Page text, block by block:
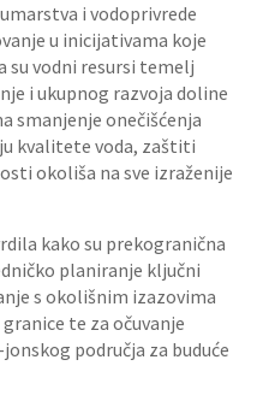
i vodoprivrede
u inicijativama koje
su vodni resursi temelj
i ukupnog razvoja doline
smanjenje onečišćenja
kvalitete voda, zaštiti
okoliša na sve izraženije
kako su prekogranična
planiranje ključni
s okolišnim izazovima
te za očuvanje
područja za buduće